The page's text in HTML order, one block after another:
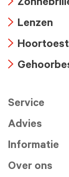
icon
icon
icon
Lenzen
icon
Service
Advies
Informatie
Over ons